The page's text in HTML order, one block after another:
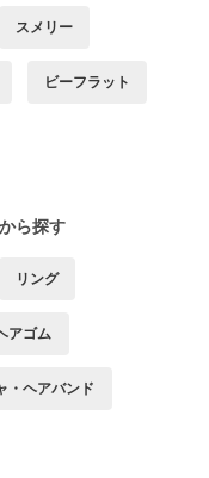
スメリー
ビーフラット
ら探す
リング
アゴム
・ヘアバンド